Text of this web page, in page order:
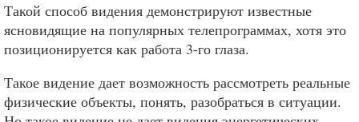
Такой способ видения демонстрируют известные
ясновидящие на популярных телепрограммах, хотя это
позиционируется как работа 3-го глаза.
Такое видение дает возможность рассмотреть реальные
физические объекты, понять, разобраться в ситуации.